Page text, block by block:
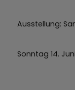
Ausstellung:
Sonntag 14. Juni